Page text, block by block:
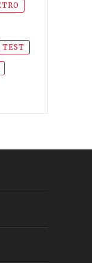
TEST